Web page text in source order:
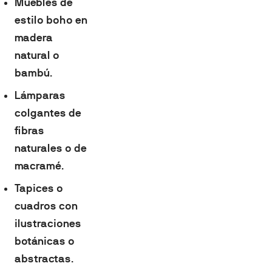
Muebles de
estilo boho en
madera
natural o
bambú.
Lámparas
colgantes de
fibras
naturales o de
macramé.
Tapices o
cuadros con
ilustraciones
botánicas o
abstractas.